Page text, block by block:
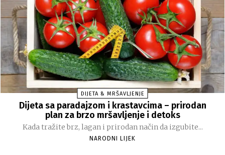
DIJETA & MRŠAVLJENJE
Dijeta sa paradajzom i krastavcima – prirodan
plan za brzo mršavljenje i detoks
Kada tražite brz, lagan i prirodan način da izgubite...
NARODNI LIJEK